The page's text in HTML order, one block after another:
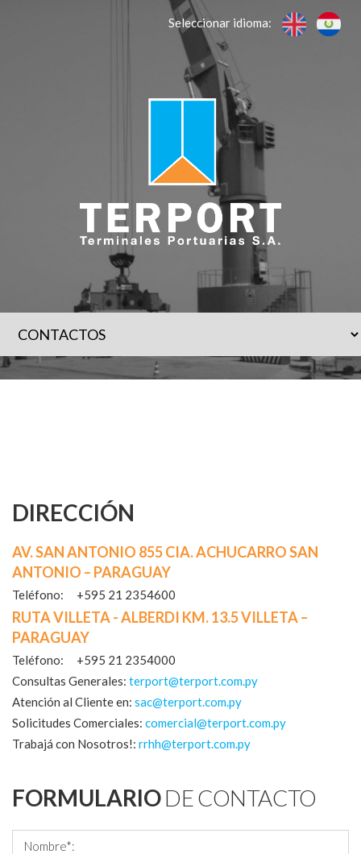
Seleccionar idioma:
DIRECCIÓN
AV. SAN ANTONIO 855CIA. ACHUCARROSAN
ANTONIO – PARAGUAY
Teléfono: +595 21 2354600
RUTA VILLETA - ALBERDI KM. 13.5VILLETA –
PARAGUAY
Teléfono:
+595 21 2354000
Consultas Generales: terport@terport.com.py
Atención al Cliente en: sac@terport.com.py
Solicitudes Comerciales: comercial@terport.com.py
Trabajá con Nosotros!: rrhh@terport.com.py
FORMULARIODE CONTACTO
Nombre*: